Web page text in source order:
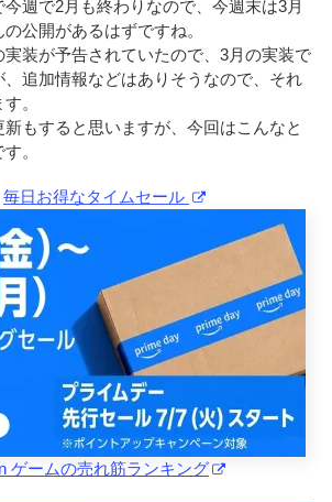
週で2月も終わりなので、今週末は3月
公開があるはずですね。
装が予告されていたので、3月の実装で
追加情報などはありそうなので、それ
。
もすると思いますが、今回はこんなと
。
毎日お得なタイムセール
ゲームの売れ筋ランキング